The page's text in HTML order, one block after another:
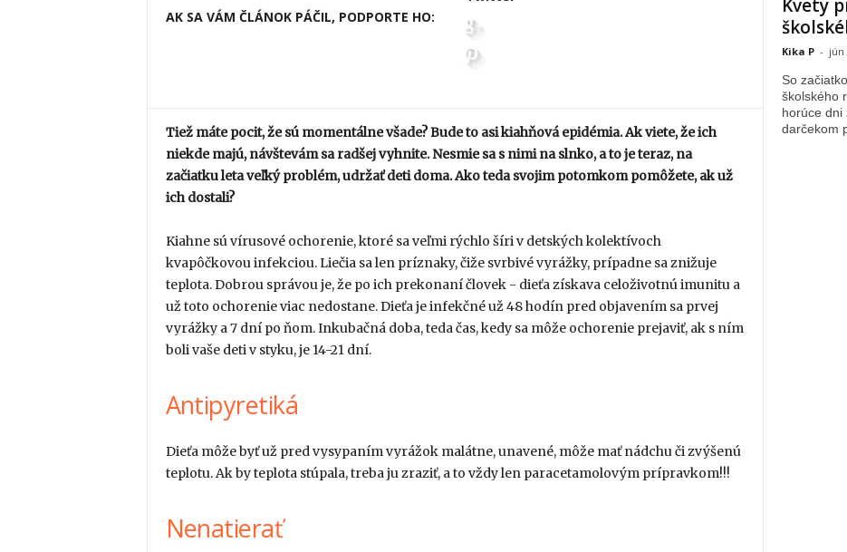
AK SA VÁM ČLÁNOK PÁČIL, PODPORTE HO:
Tiež máte pocit, že sú momentálne všade? Bude to asi kiahňová epidémia. Ak viete, že ich
niekde majú, návštevám sa radšej vyhnite. Nesmie sa s nimi na slnko, a to je teraz, na
začiatku leta veľký problém, udržať deti doma. Ako teda svojim potomkom pomôžete, ak už
ich dostali?
Kiahne sú vírusové ochorenie, ktoré sa veľmi rýchlo šíri v detských kolektívoch
kvapôčkovou infekciou. Liečia sa len príznaky, čiže svrbivé vyrážky, prípadne sa znižuje
teplota. Dobrou správou je, že po ich prekonaní človek - dieťa získava celoživotnú imunitu a
už toto ochorenie viac nedostane. Dieťa je infekčné už 48 hodín pred objavením sa prvej
vyrážky a 7 dní po ňom. Inkubačná doba, teda čas, kedy sa môže ochorenie prejaviť, ak s ním
boli vaše deti v styku, je 14-21 dní.
Antipyretiká
Dieťa môže byť už pred vysypaním vyrážok malátne, unavené, môže mať nádchu či zvýšenú
teplotu. Ak by teplota stúpala, treba ju zraziť, a to vždy len paracetamolovým prípravkom!!!
Nenatierať
Kvety
Kika P - jún
So
školského
horúce dni
darčekom